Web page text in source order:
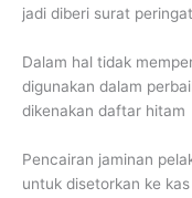
jadi diberi surat
Dalam hal tidak
digunakan dalam
dikenakan daftar hitam
Pencairan jaminan
untuk disetorkan ke